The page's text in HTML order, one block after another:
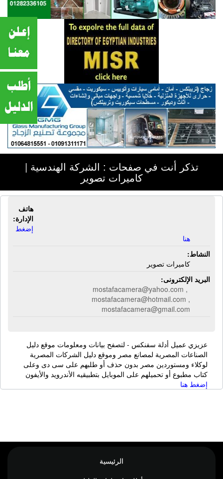
تذكر أنت في صفحات : الشركة الهندسية |
كاميرات تصوير
هاتف
الإدارة:
إضغط
هنا
النشاط:
كاميرات تصوير
البريد الإلكترونى:
mostafacamera@yahoo.com ,
mostafacamera@hotmail.com ,
mostafacamera@gmail.com
عزيزي عميل أدلة سفنكس - لتصفح بيانات ومعلومات موقع دليل
الصناعات المصرية لمصانع مصر وموقع دليل الشركات المصرية
لوكلاء ومستوردين مصر بدون حذف أو طلبهم على سى دى وعلى
كتاب مطبوع أو تحميلهم على الموبايل بتطبيقيه الأندرويد والأيفون
إضغط هنا
الرئيسية